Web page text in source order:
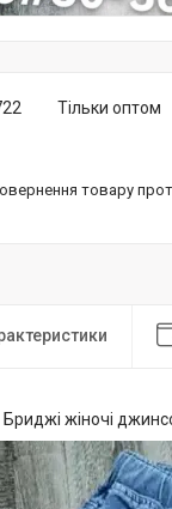
Тільки оптом
повернення товару
Бриджі жіночі